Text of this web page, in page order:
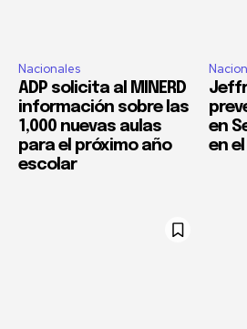
Nacionales
ADP solicita al MINERD
información sobre las
1,000 nuevas aulas
para el próximo año
escolar
en
en